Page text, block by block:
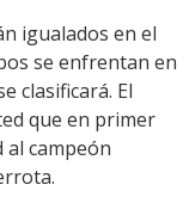
igualados en el
se enfrentan en
clasificará. El
que en primer
campeón